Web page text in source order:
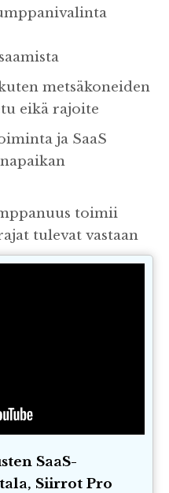
metsäkoneiden
eikä rajoite
ja SaaS
toimii
tulevat vastaan
SaaS-
Siirrot Pro